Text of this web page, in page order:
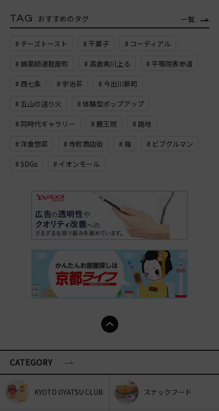
TAG おすすめのタグ 一覧
# チーズトースト # 干菓子 # コーディアル
# 蛸薬師通麩屋町 # 高倉夷川上る # 平等院表参道
# 西七条 # 宇治茶 # 今出川新町
# 五山の送り火 # 体験型ポップアップ
# 同時代ギャラリー # 鹿王院 # 路地
# 洋食惣菜 # 寺町商店街 # 梅 # ビブグルマン
# SDGs # イオンモール
CATEGORY
KYOTO OYATSU CLUB スナックフード